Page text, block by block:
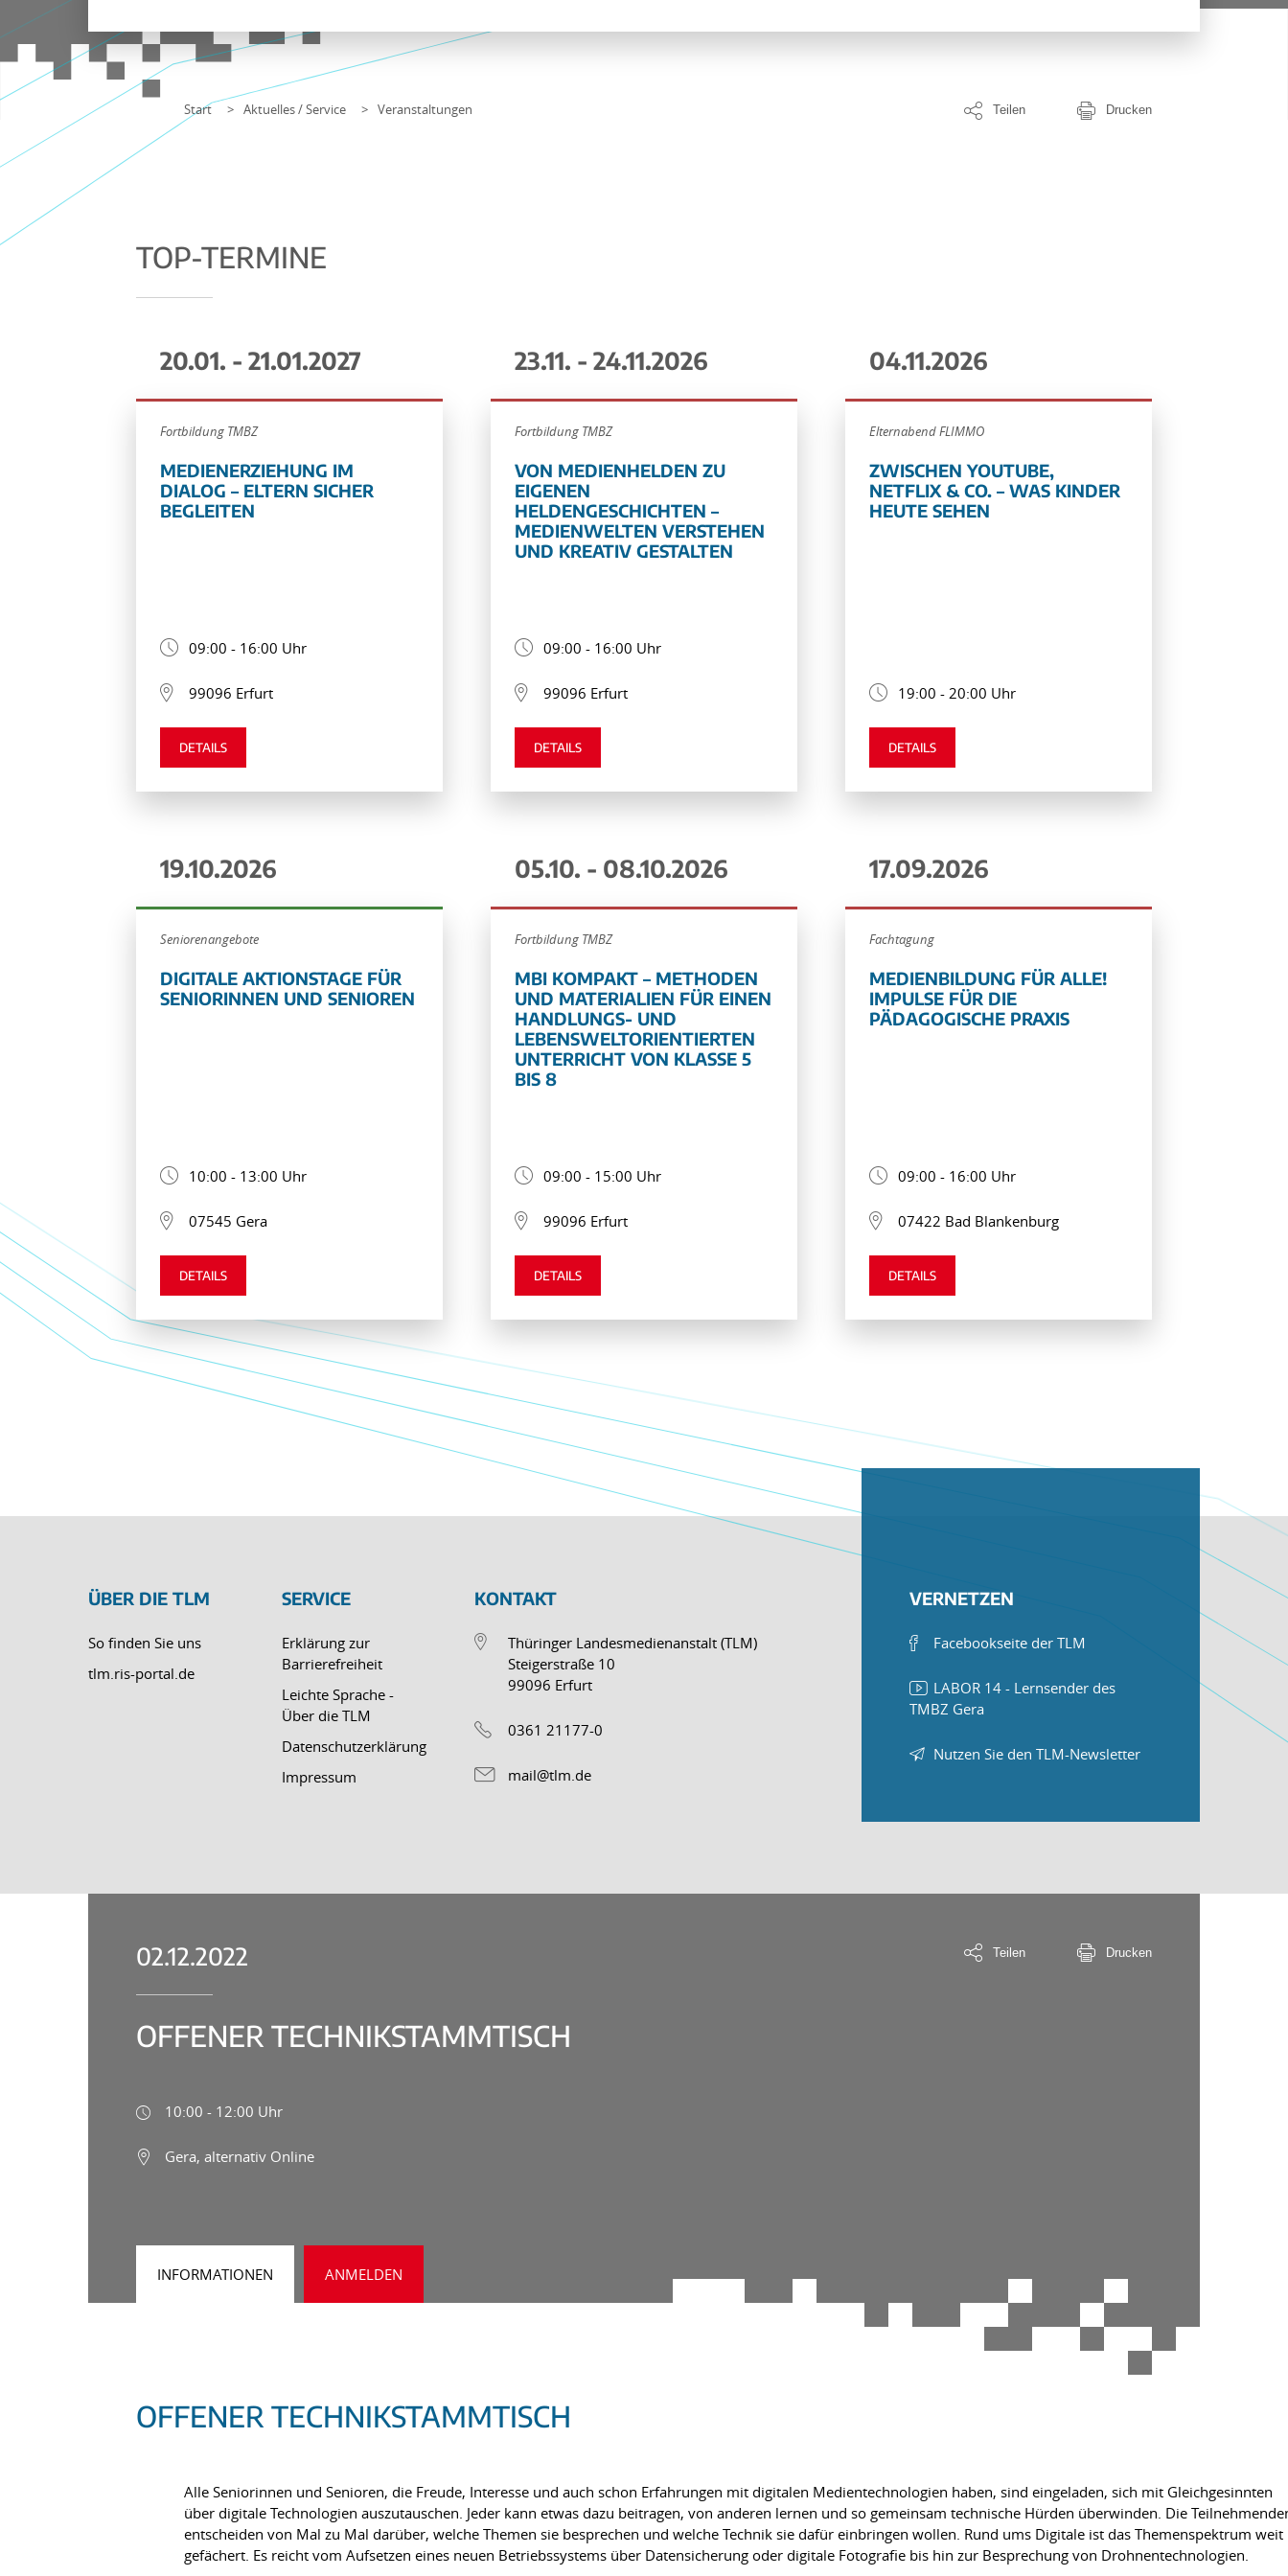
Start Aktuelles / Service Veranstaltungen Teilen Drucken
TOP-TERMINE
20.01. - 21.01.2027
Fortbildung TMBZ
MEDIENERZIEHUNG IM
DIALOG – ELTERN SICHER
BEGLEITEN
09:00 - 16:00 Uhr
99096 Erfurt
DETAILS
23.11. - 24.11.2026
Fortbildung TMBZ
VON MEDIENHELDEN ZU
EIGENEN
HELDENGESCHICHTEN –
MEDIENWELTEN VERSTEHEN
UND KREATIV GESTALTEN
09:00 - 16:00 Uhr
99096 Erfurt
DETAILS
04.11.2026
Elternabend FLIMMO
ZWISCHEN YOUTUBE,
NETFLIX & CO. – WAS KINDER
HEUTE SEHEN
19:00 - 20:00 Uhr
DETAILS
19.10.2026
Seniorenangebote
DIGITALE AKTIONSTAGE FÜR
SENIORINNEN UND SENIOREN
10:00 - 13:00 Uhr
07545 Gera
DETAILS
05.10. - 08.10.2026
Fortbildung TMBZ
MBI KOMPAKT – METHODEN
UND MATERIALIEN FÜR EINEN
HANDLUNGS- UND
LEBENSWELTORIENTIERTEN
UNTERRICHT VON KLASSE 5
BIS 8
09:00 - 15:00 Uhr
99096 Erfurt
DETAILS
17.09.2026
Fachtagung
MEDIENBILDUNG FÜR ALLE!
IMPULSE FÜR DIE
PÄDAGOGISCHE PRAXIS
09:00 - 16:00 Uhr
07422 Bad Blankenburg
DETAILS
ÜBER DIE TLM
So finden Sie uns
tlm.ris-portal.de
SERVICE
Erklärung zur
Barrierefreiheit
Leichte Sprache -
Über die TLM
Datenschutzerklärung
Impressum
KONTAKT
Thüringer Landesmedienanstalt (TLM)
Steigerstraße 10
99096 Erfurt
0361 21177-0
mail@tlm.de
VERNETZEN
Facebookseite der TLM
LABOR 14 - Lernsender des
TMBZ Gera
Nutzen Sie den TLM-Newsletter
02.12.2022 Teilen Drucken
OFFENER TECHNIKSTAMMTISCH
10:00 - 12:00 Uhr
Gera, alternativ Online
INFORMATIONEN ANMELDEN
OFFENER TECHNIKSTAMMTISCH
Alle Seniorinnen und Senioren, die Freude, Interesse und auch schon Erfahrungen mit digitalen Medientechnologien haben, sind eingeladen, sich mit Gleichgesinnten
über digitale Technologien auszutauschen. Jeder kann etwas dazu beitragen, von anderen lernen und so gemeinsam technische Hürden überwinden. Die
entscheiden von Mal zu Mal darüber, welche Themen sie besprechen und welche Technik sie dafür einbringen wollen. Rund ums Digitale ist das Themenspektrum weit
gefächert. Es reicht vom Aufsetzen eines neuen Betriebssystems über Datensicherung oder digitale Fotografie bis hin zur Besprechung von Drohnentechnologien.